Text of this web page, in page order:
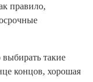
правило,
такие
концов, хорошая